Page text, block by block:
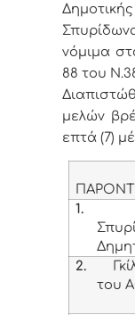
νόμιμα
88 του
μελών
επτά (7)
1.
2.
του